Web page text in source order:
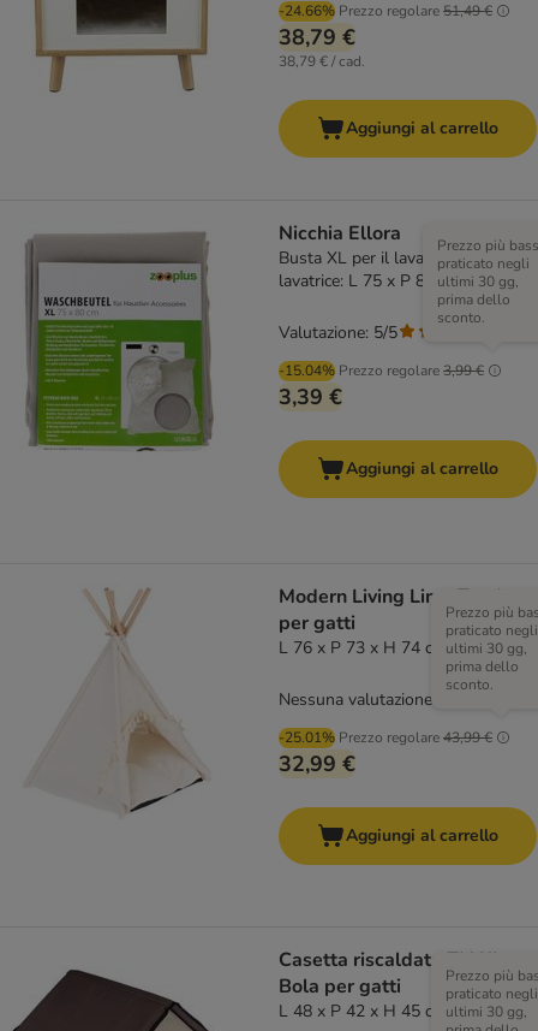
-24.66% Prezzo regolare51,49 €
38,79 €
38,79 € / cad.
Aggiungi al carrello
Nicchia Ellora
Busta XL per il lavaggio in
lavatrice: L 75 x P 80 cm
-15.04% Prezzo regolare3,99 €
Prezzo più
praticato negli
ultimi 30 gg,
prima dello
sconto.
3,39 €
Valutazione: 5/5
Aggiungi al carrello
Modern Living Lima Tenda
per gatti
L 76 x P 73 x H 74 cm, crema
-25.01% Prezzo regolare43,99 €
Prezzo più
praticato negli
ultimi 30 gg,
prima dello
sconto.
32,99 €
Nessuna valutazione
Aggiungi al carrello
Casetta riscaldata TIAKI
Bola per gatti
L 48 x P 42 x H 45 cm
Prezzo più
praticato negli
ultimi 30 gg,